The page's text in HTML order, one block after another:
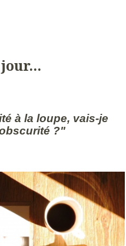
à la loupe, vais-je
?"